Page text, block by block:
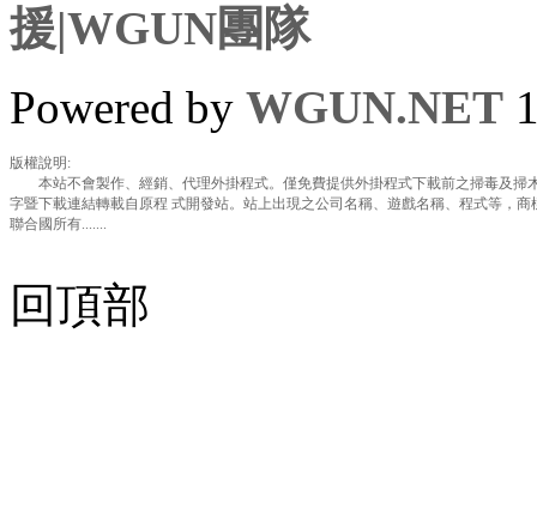
援|WGUN團隊
Powered by WGUN.NET
版權說明:
本站不會製作、經銷、代理外掛程式。僅免費提供外掛程式下載前之掃毒及掃
字暨下載連結轉載自原程 式開發站。站上出現之公司名稱、遊戲名稱、程式等，
聯合國所有.......
回頂部